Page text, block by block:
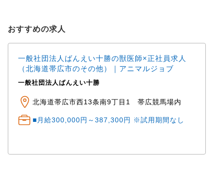
おすすめの求人
一般社団法人ばんえい十勝の獣医師×正社員求人
（北海道帯広市のその他）｜アニマルジョブ
一般社団法人ばんえい十勝
北海道帯広市西13条南9丁目1 帯広競馬場内
■月給300,000円～387,300円 ※試用期間なし